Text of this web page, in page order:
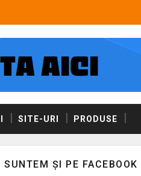
SITE-URI PRODUSE
SUNTEM ȘI PE FACEBOOK